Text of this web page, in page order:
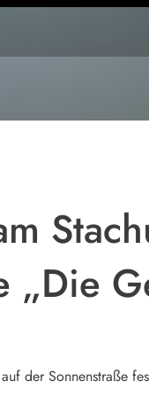
„Die
der Sonnenstraße